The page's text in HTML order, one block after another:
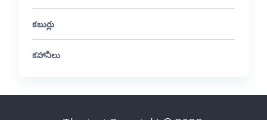
కబుర్లు
కహానీలు